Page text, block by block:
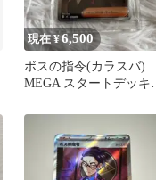
現在 ¥6,500
ボスの指令(カラスバ)
MEGA スタートデッキ